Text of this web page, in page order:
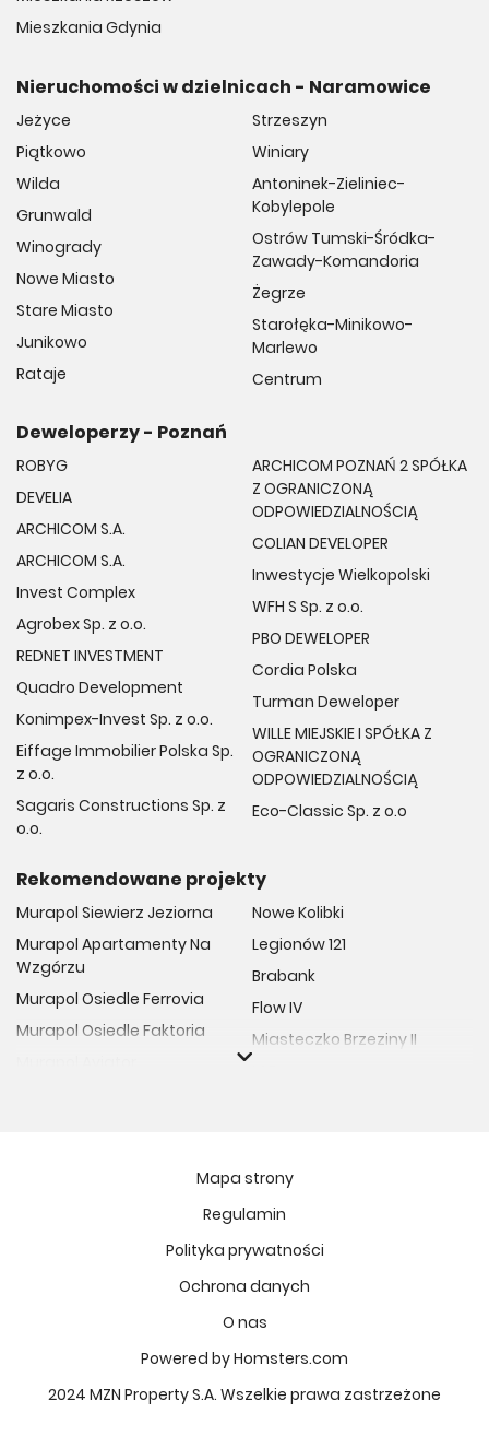
Mieszkania Gdynia
Nieruchomości w dzielnicach - Naramowice
Jeżyce
Piątkowo
Wilda
Grunwald
Winogrady
Nowe Miasto
Stare Miasto
Junikowo
Rataje
Strzeszyn
Winiary
Antoninek-Zieliniec-
Kobylepole
Ostrów Tumski-Śródka-
Zawady-Komandoria
Żegrze
Starołęka-Minikowo-
Marlewo
Centrum
Deweloperzy - Poznań
ROBYG
DEVELIA
ARCHICOM S.A.
ARCHICOM S.A.
Invest Complex
Agrobex Sp. z o.o.
REDNET INVESTMENT
Quadro Development
Konimpex-Invest Sp. z o.o.
Eiffage Immobilier Polska Sp.
z o.o.
Sagaris Constructions Sp. z
o.o.
ARCHICOM POZNAŃ 2 SPÓŁKA
Z OGRANICZONĄ
ODPOWIEDZIALNOŚCIĄ
COLIAN DEVELOPER
Inwestycje Wielkopolski
WFH S Sp. z o.o.
PBO DEWELOPER
Cordia Polska
Turman Deweloper
WILLE MIEJSKIE I SPÓŁKA Z
OGRANICZONĄ
ODPOWIEDZIALNOŚCIĄ
Eco-Classic Sp. z o.o
Rekomendowane projekty
Murapol Siewierz Jeziorna
Murapol Apartamenty Na
Wzgórzu
Murapol Osiedle Ferrovia
Murapol Osiedle Faktoria
Murapol Osiedle Szafirove
Nowe Kolibki
Legionów 121
Brabank
Flow IV
Miasteczko Brzeziny II
MIASTECZKO NOVA FALA
Żywiecka Vita
Osiedle Art Park
Apartamenty Krakowska
Vilda Arte
Mapa strony
Regulamin
Polityka prywatności
Ochrona danych
O nas
Powered by Homsters.com
2024 MZN Property S.A. Wszelkie prawa zastrzeżone